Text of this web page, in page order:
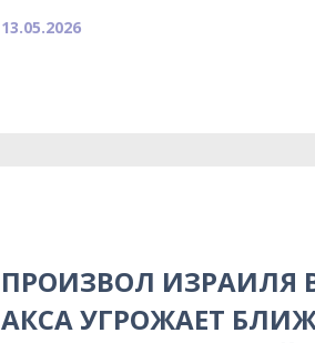
13.05.2026
ПРОИЗВОЛ ИЗРАИЛЯ
АКСА УГРОЖАЕТ